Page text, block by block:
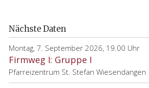
Nächste Daten
Montag, 7. September 2026, 19.00 Uhr
Firmweg I: Gruppe I
Pfarreizentrum St. Stefan Wiesendangen